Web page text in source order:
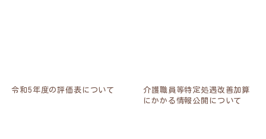
令和5年度の評価表について
介護職員等特定処遇改善加算
にかかる情報公開について